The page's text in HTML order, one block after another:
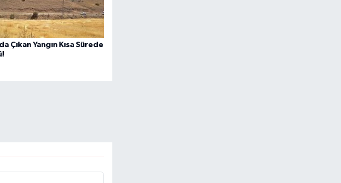
Çıkan Yangın Kısa Sürede